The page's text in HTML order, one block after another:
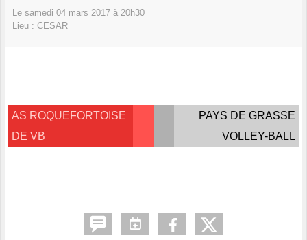
Le samedi 04 mars 2017 à 20h30
Lieu : CESAR
AS ROQUEFORTOISE
DE VB
PAYS DE GRASSE
VOLLEY-BALL